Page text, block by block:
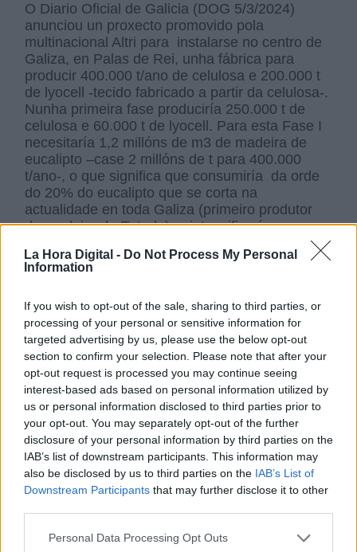
La Hora Digital - Do Not Process My Personal
Information
If you wish to opt-out of the sale, sharing to third parties, or
processing of your personal or sensitive information for
targeted advertising by us, please use the below opt-out
section to confirm your selection. Please note that after your
opt-out request is processed you may continue seeing
interest-based ads based on personal information utilized by
us or personal information disclosed to third parties prior to
your opt-out. You may separately opt-out of the further
disclosure of your personal information by third parties on the
IAB’s list of downstream participants. This information may
also be disclosed by us to third parties on the IAB’s List of
Downstream Participants that may further disclose it to other
Personal Data Processing Opt Outs
O Diario Oficial de Galicia (DOG 5/3/2024)
anunciou un proxecto promovido pola
multinacional Altri para instalarse no centro de
Galiza, en Palas de Rei, unha fábrica para
producir 400.000 t/ano de celulosa e 200.000 t
de lyocell -tecido fabricado a partir da celulosa-.
Nunha primeira fase produciría 250.000 t de
celulosa e 60.000 t de lyocell. Para esta Fase I
necesitaría 1,2 millóns de m3 de madeira de
eucalipto –case 2 millóns de t para 400.000
t/ano-, o que significa que consumiría da orde
do 20% do eucalipto que se corta na
actualidade en toda Galiza (primeiro produtor
de madeira do Estado) e intensificaría as
repoboacións con eucaliptos nas proximidades
na comarca da Ulloa, que hoxe é agrícola-
gandeira e que ten abundantes pastos e
Son de destacar no proxecto:
*O moi alto consumo de auga. Necesita a
celulosa para o seu funcionamento diario a
captación de 46.000 m3/dia (16,1 millóns
metros cúbicos/ano) do embalse de
Portodemouros no río Ulla, e trasladaríase por
unha tubaria subterránea de 12,5 km que
atravesaría por centenares de fincas de tres
concellos: Agolada, Santiso e Palas -quedando
auga até a factoría de Altri .